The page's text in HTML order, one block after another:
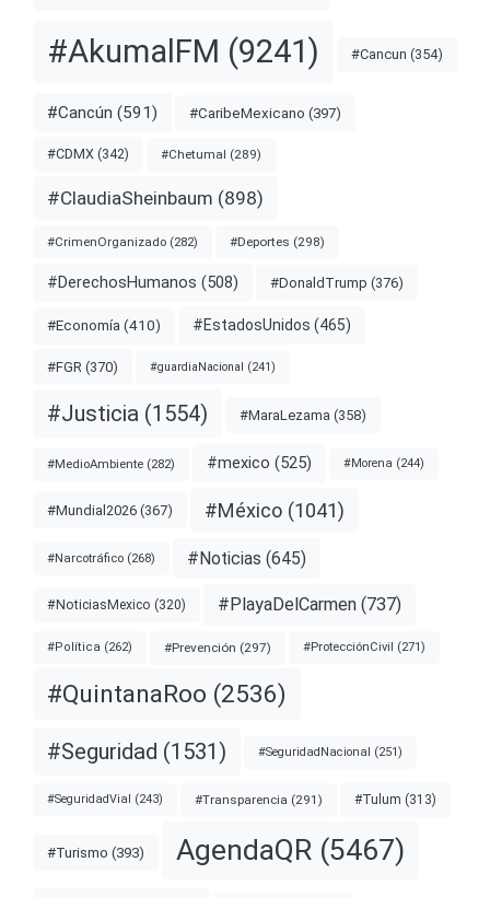
#AkumalFM (9241) #Cancun (354)
#Cancún (591) #CaribeMexicano (397)
#CDMX (342) #Chetumal (289)
#ClaudiaSheinbaum (898)
#CrimenOrganizado (282) #Deportes (298)
#DerechosHumanos (508) #DonaldTrump (376)
#Economía (410) #EstadosUnidos (465)
#FGR (370) #guardiaNacional (241)
#Justicia (1554) #MaraLezama (358)
#MedioAmbiente (282) #mexico (525) #Morena (244)
#Mundial2026 (367) #México (1041)
#Narcotráfico (268) #Noticias (645)
#NoticiasMexico (320) #PlayaDelCarmen (737)
#Política (262) #Prevención (297) #ProtecciónCivil (271)
#QuintanaRoo (2536)
#Seguridad (1531) #SeguridadNacional (251)
#SeguridadVial (243) #Transparencia (291) #Tulum (313)
#Turismo (393) AgendaQR (5467)